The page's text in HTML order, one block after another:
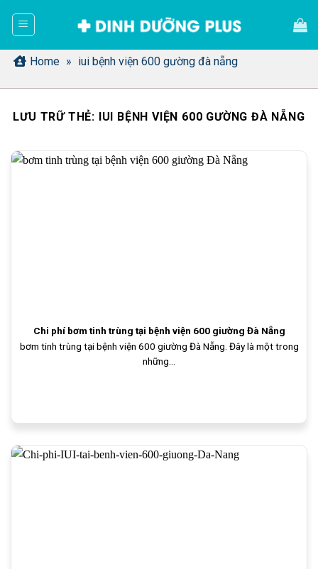
dung Home » iui bệnh viện 600 gường đà nẵng
LƯU TRỮ THẺ: IUI BỆNH VIỆN 600 GƯỜNG ĐÀ NẴNG
Chi phí bơm tinh trùng tại bệnh viện 600 giường Đà Nẵng
bơm tinh trùng tại bệnh viện 600 giường Đà Nẵng. Đây là một trong
những...